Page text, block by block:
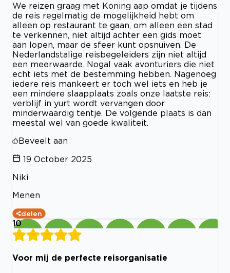
We reizen graag met Koning aap omdat je tijdens
de reis regelmatig de mogelijkheid hebt om
alleen op restaurant te gaan, om alleen een stad
te verkennen, niet altijd achter een gids moet
aan lopen, maar de sfeer kunt opsnuiven. De
Nederlandstalige reisbegeleiders zijn niet altijd
een meerwaarde. Nogal vaak avonturiers die niet
echt iets met de bestemming hebben. Nagenoeg
iedere reis mankeert er toch wel iets en heb je
een mindere slaapplaats zoals onze laatste reis:
verblijf in yurt wordt vervangen door
minderwaardig tentje. De volgende plaats is dan
meestal wel van goede kwaliteit.
Beveelt aan
19 October 2025
Niki
Menen
delen
10
Voor mij de perfecte reisorganisatie